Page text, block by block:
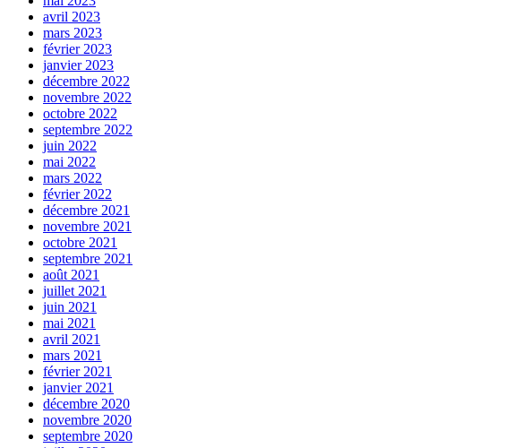
avril 2023
mars 2023
février 2023
janvier 2023
décembre 2022
novembre 2022
octobre 2022
septembre 2022
juin 2022
mai 2022
mars 2022
février 2022
décembre 2021
novembre 2021
octobre 2021
septembre 2021
août 2021
juillet 2021
juin 2021
mai 2021
avril 2021
mars 2021
février 2021
janvier 2021
décembre 2020
novembre 2020
septembre 2020